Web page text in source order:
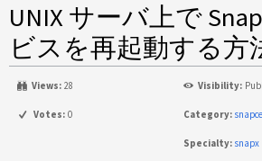
UNIX サーバ上で
ビスを再起動する方
Views: 28 Visibility:
Votes: 0 Category:
Specialty: snapx